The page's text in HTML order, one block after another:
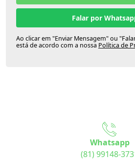
Falar por
Ao clicar em "Enviar Mensagem" ou
está de acordo com a nossa Política de
Whatsapp
(81) 99148-